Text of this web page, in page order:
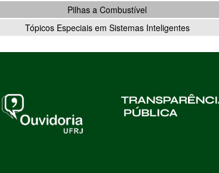
Pilhas a Combustível
Tópicos Especiais em Sistemas Inteligentes